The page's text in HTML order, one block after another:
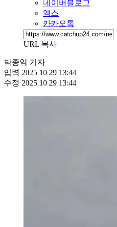
네이버블로그
엑스
카카오톡
URL 복사
박종익 기자
입력 2025 10 29 13:44
수정 2025 10 29 13:44